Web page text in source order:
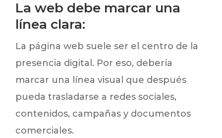
La web debe marcar una
línea clara:
La página web suele ser el centro de la
presencia digital. Por eso, debería
marcar una línea visual que después
pueda trasladarse a redes sociales,
contenidos, campañas y documentos
comerciales.